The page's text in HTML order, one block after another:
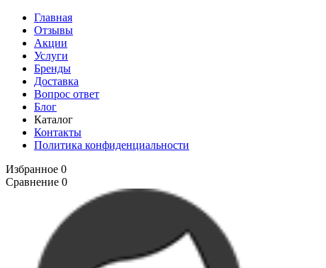
Главная
Отзывы
Акции
Услуги
Бренды
Доставка
Вопрос ответ
Блог
Каталог
Контакты
Политика конфиденциальности
Избранное 0
Сравнение 0